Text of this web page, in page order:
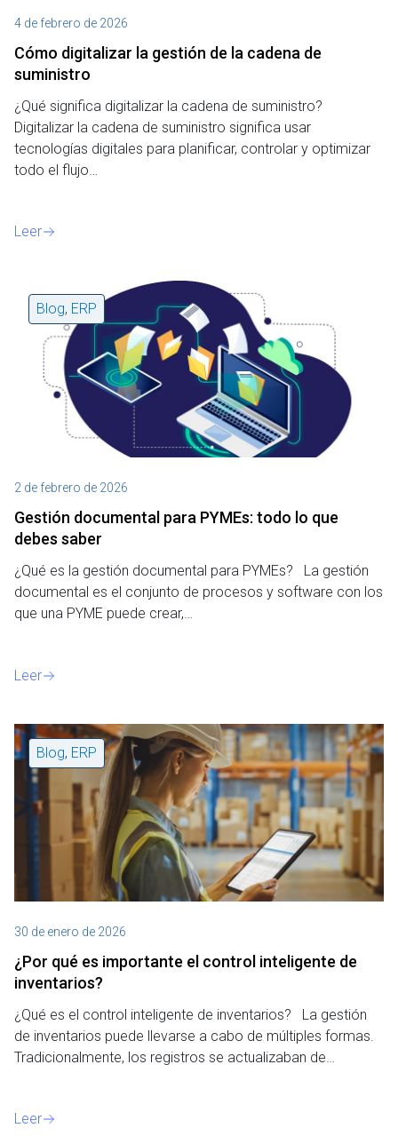
4 de febrero de 2026
Cómo digitalizar la gestión de la cadena de
suministro
¿Qué significa digitalizar la cadena de suministro?
Digitalizar la cadena de suministro significa usar
tecnologías digitales para planificar, controlar y optimizar
todo el flujo…
Leer
Blog, ERP
2 de febrero de 2026
Gestión documental para PYMEs: todo lo que
debes saber
¿Qué es la gestión documental para PYMEs? La gestión
documental es el conjunto de procesos y software con los
que una PYME puede crear,…
Leer
Blog, ERP
30 de enero de 2026
¿Por qué es importante el control inteligente de
inventarios?
¿Qué es el control inteligente de inventarios? La gestión
de inventarios puede llevarse a cabo de múltiples formas.
Tradicionalmente, los registros se actualizaban de…
Leer